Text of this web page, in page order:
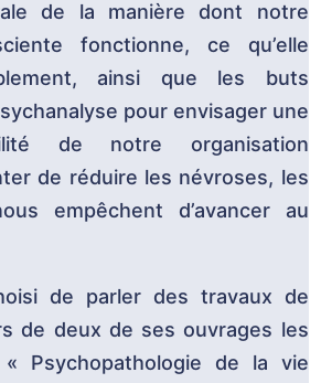
de la manière dont notre
fonctionne, ce qu’elle
ainsi que les buts
pour envisager une
de notre organisation
de réduire les névroses, les
empêchent d’avancer au
de parler des travaux de
de deux de ses ouvrages les
Psychopathologie de la vie